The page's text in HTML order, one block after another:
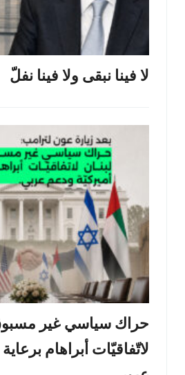
لا فينا نبقى ولا فينا نفلّ
حراك سياسي غير
لاتّفاقيّات أبراهام